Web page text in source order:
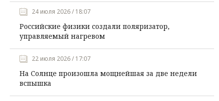
24 июля 2026 / 18:07
Российские физики создали поляризатор,
управляемый нагревом
22 июля 2026 / 17:07
На Солнце произошла мощнейшая за две недели
вспышка